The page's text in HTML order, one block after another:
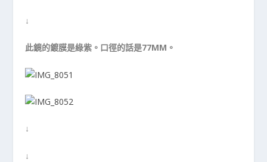
↓
此鏡的鍍膜是綠紫。口徑的話是77MM。
↓
↓